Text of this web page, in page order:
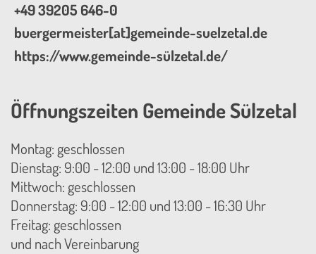
+49 39205 646-0
buergermeister[at]gemeinde-suelzetal.de
https://www.gemeinde-sülzetal.de/
Öffnungszeiten Gemeinde Sülzetal
Montag: geschlossen
Dienstag: 9:00 - 12:00 und 13:00 - 18:00 Uhr
Mittwoch: geschlossen
Donnerstag: 9:00 - 12:00 und 13:00 - 16:30 Uhr
Freitag: geschlossen
und nach Vereinbarung